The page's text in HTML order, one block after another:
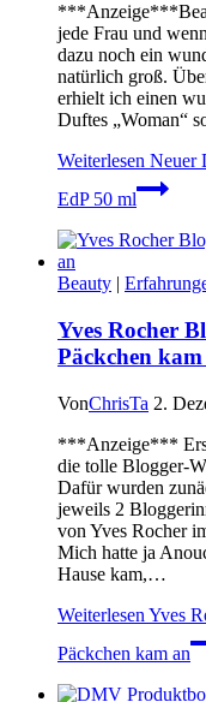
jede Frau und
dazu noch ein
natürlich groß.
erhielt ich einen
Duftes „Woman“
Weiterlesen Neuer
EdP 50 ml
Beauty |
Yves Rocher
Päckchen
VonChrisTa 2.
***Anzeige***
die tolle Blogger-
Dafür wurden
jeweils 2
von Yves Rocher
Mich hatte ja
Hause kam,…
Weiterlesen Yves
Päckchen kam an